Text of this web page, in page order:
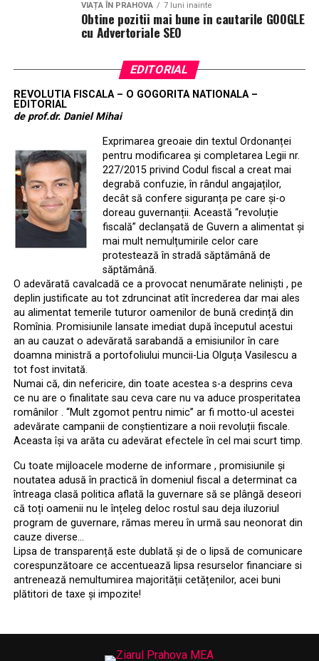
VIAȚA ÎN PRAHOVA 7 luni inainte
Obtine pozitii mai bune in cautarile GOOGLE
cu Advertoriale SEO
EDITORIAL
REVOLUTIA FISCALA – O GOGORITA NATIONALA –
EDITORIAL
de prof.dr. Daniel Mihai
Exprimarea greoaie din textul Ordonanței
pentru modificarea și completarea Legii nr.
227/2015 privind Codul fiscal a creat mai
degrabă confuzie, în rândul angajaților,
decât să confere siguranța pe care și-o
doreau guvernanții. Această “revoluție
fiscală” declanșată de Guvern a alimentat și
mai mult nemulțumirile celor care
protestează în stradă săptămână de
săptămână.
O adevărată cavalcadă ce a provocat nenumărate neliniști , pe
deplin justificate au tot zdruncinat atît încrederea dar mai ales
au alimentat temerile tuturor oamenilor de bună credință din
Romînia. Promisiunile lansate imediat după începutul acestui
an au cauzat o adevărată sarabandă a emisiunilor în care
doamna ministră a portofoliului muncii-Lia Olguța Vasilescu a
tot fost invitată.
Numai că, din nefericire, din toate acestea s-a desprins ceva
ce nu are o finalitate sau ceva care nu va aduce prosperitatea
românilor . ‘‘Mult zgomot pentru nimic” ar fi motto-ul acestei
adevărate campanii de conștientizare a noii revoluții fiscale.
Aceasta își va arăta cu adevărat efectele în cel mai scurt timp.
Cu toate mijloacele moderne de informare , promisiunile și
noutatea adusă în practică în domeniul fiscal a determinat ca
întreaga clasă politica aflată la guvernare să se plângă deseori
că toți oamenii nu le înțeleg deloc rostul sau deja iluzoriul
program de guvernare, rămas mereu în urmă sau neonorat din
cauze diverse…
Lipsa de transparență este dublată și de o lipsă de comunicare
corespunzătoare ce accentuează lipsa resurselor financiare si
antrenează nemultumirea majorității cetățenilor, acei buni
plătitori de taxe și impozite!